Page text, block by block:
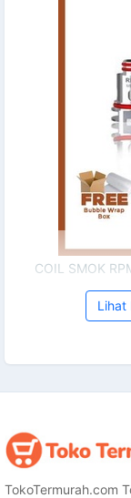
COIL SMOK
Lihat
TokoTermurah.com